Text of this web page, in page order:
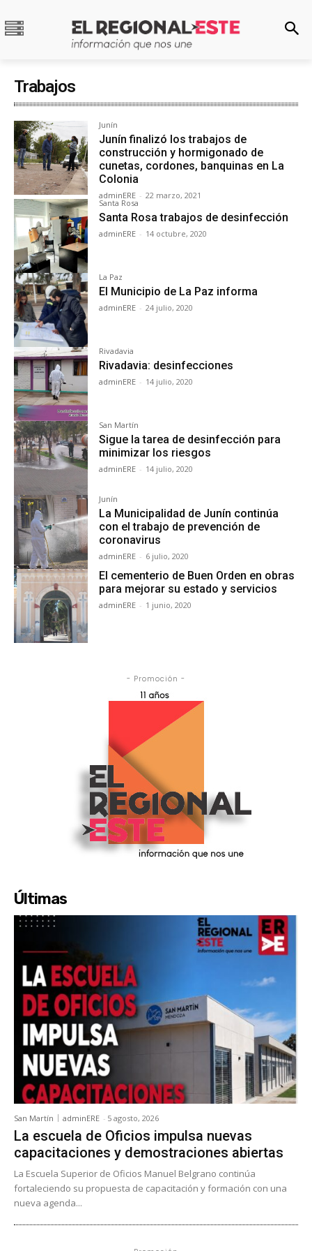
Trabajos
Junín
Junín finalizó los trabajos de
construcción y hormigonado de
cunetas, cordones, banquinas en La
Colonia
adminERE - 22 marzo, 2021
Santa Rosa
Santa Rosa trabajos de desinfección
adminERE - 14 octubre, 2020
La Paz
El Municipio de La Paz informa
adminERE - 24 julio, 2020
Rivadavia
Rivadavia: desinfecciones
adminERE - 14 julio, 2020
San Martín
Sigue la tarea de desinfección para
minimizar los riesgos
adminERE - 14 julio, 2020
Junín
La Municipalidad de Junín continúa
con el trabajo de prevención de
coronavirus
adminERE - 6 julio, 2020
El cementerio de Buen Orden en obras
para mejorar su estado y servicios
adminERE - 1 junio, 2020
- Promoción -
Últimas
San Martín adminERE - 5 agosto, 2026
La escuela de Oficios impulsa nuevas
capacitaciones y demostraciones abiertas
La Escuela Superior de Oficios Manuel Belgrano continúa
fortaleciendo su propuesta de capacitación y formación con una
nueva agenda...